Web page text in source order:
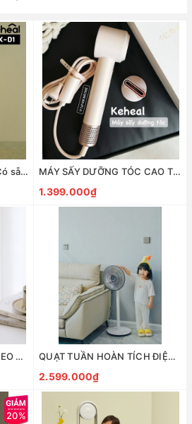
[Chính hãng][Ảnh thật][Có sẵn] QUẠT TUẦN HOÀN LƯU THÔNG KHÔNG KHÍ TỎA MÙI THƠM KEHEAL SX-D1 MÁY SẤY DƯỠNG TÓC CAO TỐC BỔ SUNG ION ÂM CAO CẤP KEHEAL
1.399.000₫
QUẠT TÍCH ĐIỆN MINI TREO TƯỜNG ĐỂ BÀN TÍCH HỢP ĐÈN LED KEHEAL SH-M1 QUẠT TUẦN HOÀN TÍCH ĐIỆN ĐA NĂNG KEHEAL R5
2.599.000₫
20%